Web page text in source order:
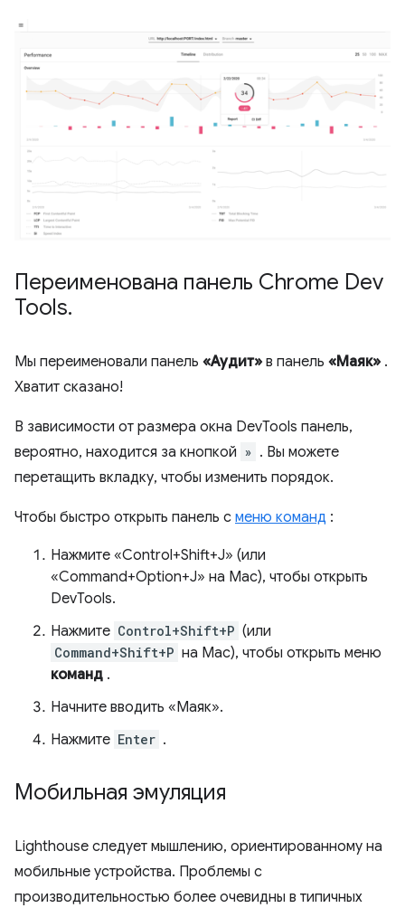
Переименована панель Chrome Dev
Tools.
Мы переименовали панель «Аудит» в панель «Маяк» .
Хватит сказано!
В зависимости от размера окна DevTools панель,
вероятно, находится за кнопкой » . Вы можете
перетащить вкладку, чтобы изменить порядок.
Чтобы быстро открыть панель с меню команд :
Нажмите «Control+Shift+J» (или
«Command+Option+J» на Mac), чтобы открыть
DevTools.
Нажмите Control+Shift+P (или
Command+Shift+P на Mac), чтобы открыть меню
команд .
Начните вводить «Маяк».
Нажмите Enter .
Мобильная эмуляция
Lighthouse следует мышлению, ориентированному на
мобильные устройства. Проблемы с
производительностью более очевидны в типичных